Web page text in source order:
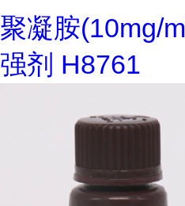
聚凝胺(10mg/
强剂 H8761